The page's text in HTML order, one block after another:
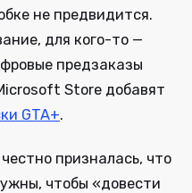
не предвидится.
для кого-то —
предзаказы
Store добавят
GTA+.
призналась, что
чтобы «довести